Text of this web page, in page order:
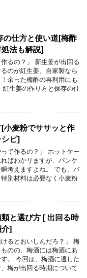
の仕方と使い道[梅酢
法も解説]
るの？」 新生姜が出回る
のが紅生姜。自家製なら
余った梅酢の再利用にも
紅生姜の作り方と保存の仕
小麦粉でササッと作
ピ]
て作るの？」 ホットケー
ばわかリますが、パンケ
考えますよね。 でも、パ
別材料は必要なく小麦粉
と選び方 [ 出回る時
]
けるとおいしんだろ？」 梅
のの、梅酒には梅酒にあ
。 今回は、梅酒に適した
梅が出回る時期について